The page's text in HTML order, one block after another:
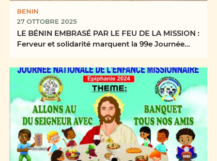
BENIN
27 OTTOBRE 2025
LE BÉNIN EMBRASÉ PAR LE FEU DE LA MISSION :
Ferveur et solidarité marquent la 99e Journée